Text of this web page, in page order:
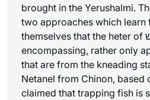
brought in the Yerushalmi.
two approaches which learn
themselves that the heter of אוכל נפש is not all
encompassing, rather only
that are from the kneading
Netanel from Chinon, based
claimed that trapping fish is